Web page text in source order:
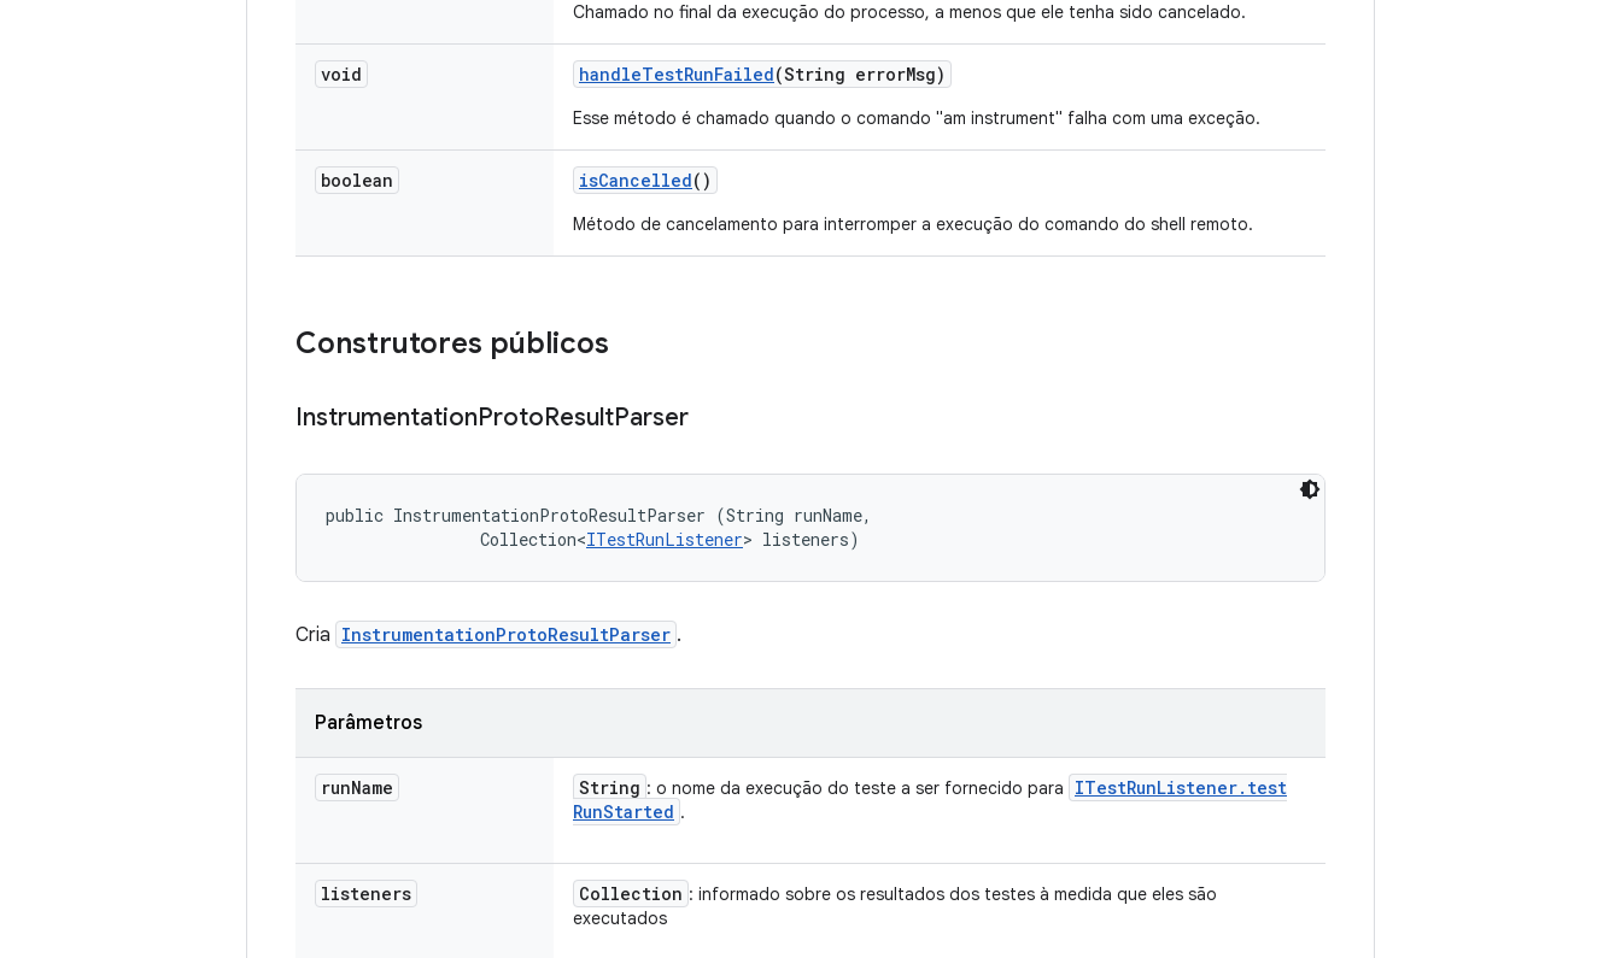
Chamado no final da execução do processo, a menos que ele tenha sido cancelado.
void handleTestRunFailed(String errorMsg)
Esse método é chamado quando o comando "am instrument" falha com uma exceção.
boolean isCancelled()
Método de cancelamento para interromper a execução do comando do shell remoto.
Construtores públicos
InstrumentationProtoResultParser
public InstrumentationProtoResultParser (String runName,
                Collection<
ITestRunListener> listeners)
Cria InstrumentationProtoResultParser .
Parâmetros
runName String : o nome da execução do teste a ser fornecido para ITestRunListener. test
RunStarted .
listeners Collection : informado sobre os resultados dos testes à medida que eles são
executados